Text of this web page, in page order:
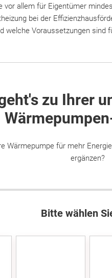
vor allem für Eigentümer
bei der
welche Voraussetzungen sind
zu Ihrer
Wärmepumpe für mehr
ergänzen?
Bitte wählen